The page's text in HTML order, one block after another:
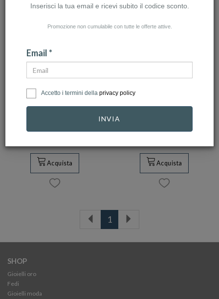
INCISIONI
INCISIONI LASER
BREVI
Acquista
SERVIZI
misura anelli oro
Acquista
1
SHOP
Gioielli oro
Fedi
Gioielli moda
Inserisci la tua email e ricevi subito il codice sconto.
Promozione non cumulabile con tutte le offerte attive.
Email *
Accetto i termini della privacy policy
INVIA